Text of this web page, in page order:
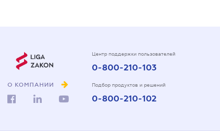
О КОМПАНИИ
Центр поддержки пользователей
0-800-210-103
Подбор продуктов и решений
0-800-210-102